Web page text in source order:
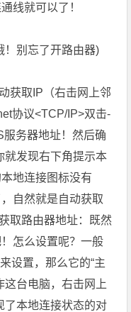
线就可以了！
！别忘了开路由器)
获取IP（右击网上邻
协议<TCP/IP>双击-
务器地址！然后确
就发现右下角提示本
地连接图标没有
自然就是自动获取
取路由器地址：既然
怎么设置呢？一般
设置，那么它的“主
这台电脑，右击网上
了本地连接状态的对